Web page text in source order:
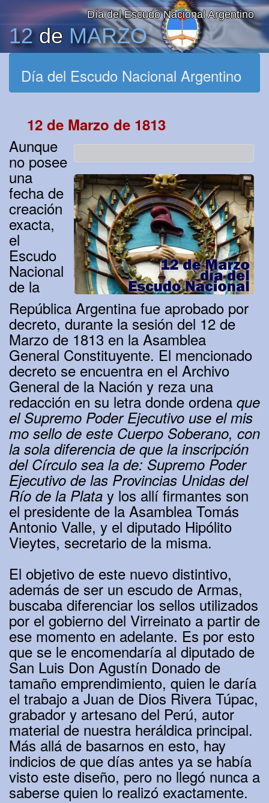
12de MARZO
Día del Escudo Nacional Argentino
Día del Escudo Nacional Argentino
12 de Marzo de 1813
Aunque
no posee
una
fecha de
creación
exacta,
el
Escudo
Nacional
de la
República Argentina fue aprobado por
decreto, durante la sesión del 12 de
Marzo de 1813 en la Asamblea
General Constituyente. El mencionado
decreto se encuentra en el Archivo
General de la Nación y reza una
redacción en su letra donde ordena que
el Supremo Poder Ejecutivo use el mis
mo sello de este Cuerpo Soberano, con
la sola diferencia de que la inscripción
del Círculo sea la de: Supremo Poder
Ejecutivo de las Provincias Unidas del
Río de la Plata y los allí firmantes son
el presidente de la Asamblea Tomás
Antonio Valle, y el diputado Hipólito
Vieytes, secretario de la misma.
El objetivo de este nuevo distintivo,
además de ser un escudo de Armas,
buscaba diferenciar los sellos utilizados
por el gobierno del Virreinato a partir de
ese momento en adelante. Es por esto
que se le encomendaría al diputado de
San Luis Don Agustín Donado de
tamaño emprendimiento, quien le daría
el trabajo a Juan de Dios Rivera Túpac,
grabador y artesano del Perú, autor
material de nuestra heráldica principal.
Más allá de basarnos en esto, hay
indicios de que días antes ya se había
visto este diseño, pero no llegó nunca a
saberse quien lo realizó exactamente.